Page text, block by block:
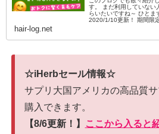
す。 まだ利用していない
らいたいですね～ ひとま
2020/1/10更新！ 期間限
hair-log.net
☆iHerbセール情報☆
サプリ大国アメリカの高品質
購入できます。
【8/6更新！】
ここから入ると